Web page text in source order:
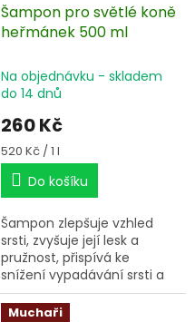
Šampon pro světlé koně
heřmánek 500 ml
Na objednávku - skladem
do 14 dnů
260 Kč
Měrná
cena:
520 Kč / 1 l
Do košíku
Šampon zlepšuje vzhled
srsti, zvyšuje její lesk a
pružnost, přispívá ke
snížení vypadávání srsti a
tvorbě lupů.
Muchaři